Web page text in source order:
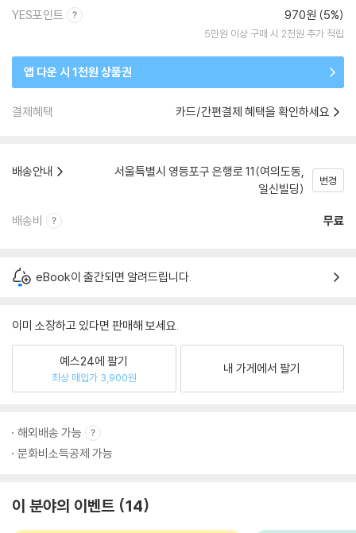
YES포인트 970원 (5%)
5만원 이상 구매 시 2천원 추가 적립
앱 다운 시 1천원 상품권
결제혜택 카드/간편결제 혜택을 확인하세요
배송안내
서울특별시 영등포구 은행로 11(여의도동,
일신빌딩)
변경
배송비 무료
eBook이 출간되면 알려드립니다.
이미 소장하고 있다면 판매해 보세요.
예스24에 팔기
최상 매입가 3,900원
내 가게에서 팔기
해외배송 가능
문화비소득공제 가능
이 분야의 이벤트 14